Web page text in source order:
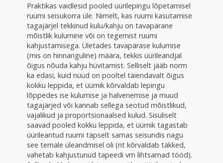
Praktikas vaidlesid pooled üürilepingu lõpetamisel
ruumi seisukorra üle. Nimelt, kas ruumi kasutamise
tagajärjel tekkinud kulu/kahju on tavapärane
mõistlik kulumine või on tegemist ruumi
kahjustamisega. Ületades tavapärase kulumise
(mis on hinnanguline) määra, tekkis üürileandjal
õigus nõuda kahju hüvitamist. Selliselt jääb norm
ka edasi, kuid nüüd on pooltel täiendavalt õigus
kokku leppida, et üürnik kõrvaldab lepingu
lõppedes ise kulumise ja halvenemise ja muud
tagajärjed või kannab sellega seotud mõistlikud,
vajalikud ja proportsionaalsed kulud. Sisuliselt
saavad pooled kokku leppida, et üürnik tagastab
üürileantud ruumi täpselt samas seisundis nagu
see temale üleandmisel oli (nt kõrvaldab täkked,
vahetab kahjustunud tapeedi vm lihtsamad tööd).